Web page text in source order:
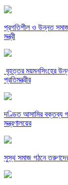
‎প্রগতিশীল ও উন্নত সমাজ
মন্ত্রী
বৃহত্তর ময়মনসিংহের
প্রতিমন্ত্রীর
দণ্ডিত আসামির বক্তব্য
মন্ত্রণালয়ের
সুস্থ সমাজ গঠনে তরুণদের